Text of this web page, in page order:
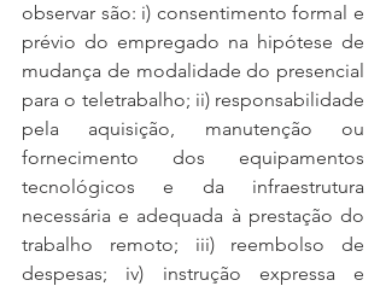
observar são: i) consentimento formal e
prévio do empregado na hipótese de
mudança de modalidade do presencial
para o teletrabalho; ii) responsabilidade
pela aquisição, manutenção ou
fornecimento dos equipamentos
tecnológicos e da infraestrutura
necessária e adequada à prestação do
trabalho remoto; iii) reembolso de
despesas; iv) instrução expressa e